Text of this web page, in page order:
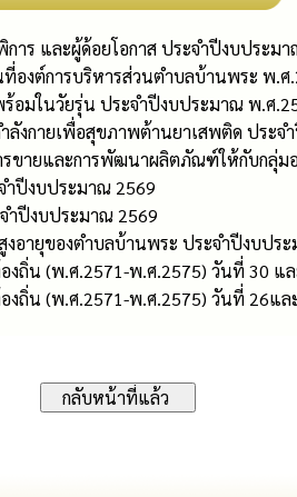
าร และผู้ด้อยโอกาส ประจำปีงบประม
งต์การบริหารส่วนตำบลบ้านพระ พ.ศ
ร้อมในวัยรุ่น ประจำปีงบประมาณ พ.ศ
งกายเพื่อสุขภาพต้านยาเสพติด ประจ
รขายและการพัฒนาผลิตภัณฑ์ให้กับกลุ่
ำปีงบประมาณ 2569
ำปีงบประมาณ 2569
อายุของตำบลบ้านพระ ประจำปีงบปร
ถิ่น (พ.ศ.2571-พ.ศ.2575) วันที่ 30
ถิ่น (พ.ศ.2571-พ.ศ.2575) วันที่ 26แ